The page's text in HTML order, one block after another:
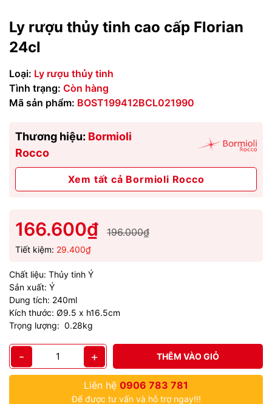
Ly rượu thủy tinh cao cấp Florian
24cl
Loại: Ly rượu thủy tinh
Tình trạng: Còn hàng
Mã sản phẩm: BOST199412BCL021990
Thương hiệu: Bormioli
Rocco
Xem tất cả Bormioli Rocco
166.600₫ 196.000₫
Tiết kiệm: 29.400₫
Chất liệu: Thủy tinh Ý
Sản xuất: Ý
Dung tích: 240ml
Kích thước: Ø9.5 x h16.5cm
Trọng lượng: 0.28kg
- + THÊM VÀO GIỎ
Liên hệ 0906 783 781
Để được tư vấn và hỗ trợ ngay!!!